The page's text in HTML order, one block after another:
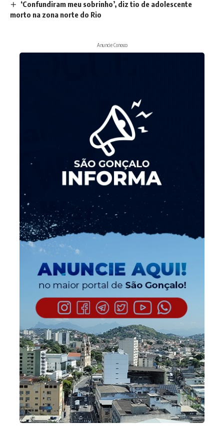
‘Confundiram meu sobrinho’, diz tio de adolescente
morto na zona norte do Rio
Anuncie Conosco